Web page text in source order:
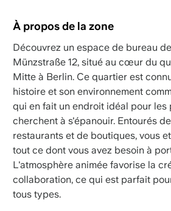
À propos de la zone
Découvrez un espace de bureau
Münzstraße 12, situé au cœur du
Mitte à Berlin. Ce quartier est
histoire et son environnement
qui en fait un endroit idéal pour les
cherchent à s'épanouir. Entourés
restaurants et de boutiques, vous
tout ce dont vous avez besoin à
L'atmosphère animée favorise la
collaboration, ce qui est parfait
tous types.